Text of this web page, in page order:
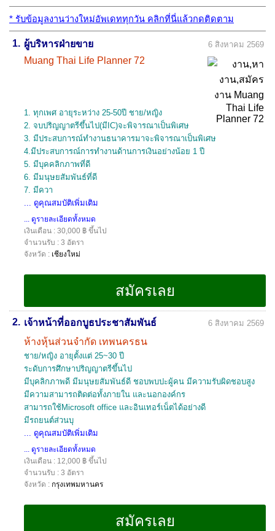
* รับข้อมูลงานว่างใหม่อัพเดททุกวัน คลิกที่นี่แล้วกดติดตาม
1. ผู้บริหารฝ่ายขาย
Muang Thai Life Planner 72
6 สิงหาคม 2569
1. ทุกเพศ อายุระหว่าง 25-50ปี ชาย/หญิง
2. จบปริญญาตรีขึ้นไป(มีIC)จะพิจารณาเป็นพิเศษ
3. มีประสบการณ์ทำงานธนาคารมาจะพิจารณาเป็นพิเศษ
4.มีประสบการณ์การทำงานด้านการเงินอย่างน้อย 1 ปี
5. มีบุคคลิกภาพที่ดี
6. มีมนุษยสัมพันธ์ที่ดี
7. มีควา
... ดูคุณสมบัติเพิ่มเติม
... ดูรายละเอียดทั้งหมด
เงินเดือน : 30,000 ฿ ขึ้นไป
จำนวนรับ : 3 อัตรา
จังหวัด : เชียงใหม่
2. เจ้าหน้าที่ออกบูธประชาสัมพันธ์
ห้างหุ้นส่วนจำกัด เทพนครธน
6 สิงหาคม 2569
ชาย/หญิง อายุตั้งแต่ 25~30 ปี
ระดับการศึกษาปริญญาตรีขึ้นไป
มีบุคลิกภาพดี มีมนุษยสัมพันธ์ดี ชอบพบปะผู้คน มีความรับผิดชอบสูง
มีความสามารถติดต่อทั้งภายใน และนอกองค์กร
สามารถใช้Microsoft office และอินเทอร์เน็ตได้อย่างดี
มีรถยนต์ส่วนบุ
... ดูคุณสมบัติเพิ่มเติม
... ดูรายละเอียดทั้งหมด
เงินเดือน : 12,000 ฿ ขึ้นไป
จำนวนรับ : 3 อัตรา
จังหวัด : กรุงเทพมหานคร